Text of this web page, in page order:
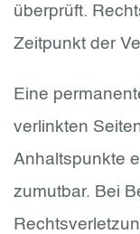
überprüft.
Zeitpunkt der
Eine
verlinkten
Anhaltspunkte
zumutbar. Bei